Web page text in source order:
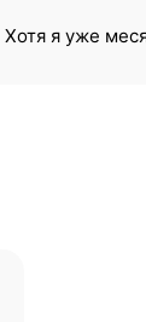
я уже